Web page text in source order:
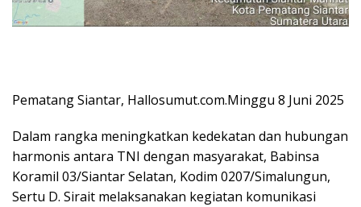
Pematang Siantar, Hallosumut.com.Minggu 8 Juni 2025
Dalam rangka meningkatkan kedekatan dan hubungan
harmonis antara TNI dengan masyarakat, Babinsa
Koramil 03/Siantar Selatan, Kodim 0207/Simalungun,
Sertu D. Sirait melaksanakan kegiatan komunikasi